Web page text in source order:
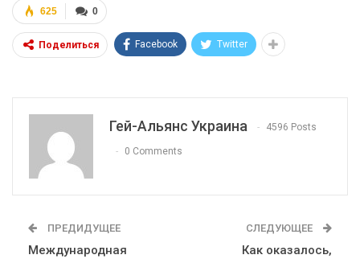
0
625
Поделиться Facebook Twitter
Гей-Альянс Украина 4596 Posts
0 Comments
ПРЕДИДУЩЕЕ
Международная
СЛЕДУЮЩЕЕ
Как оказалось,